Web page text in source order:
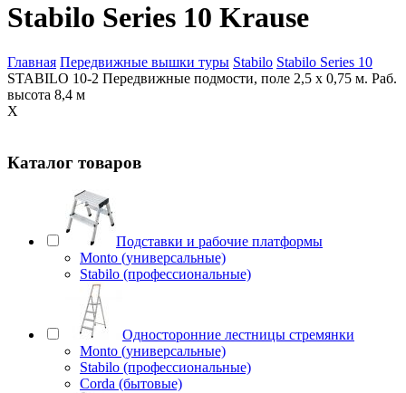
Stabilo Series 10 Krause
Главная Передвижные вышки туры Stabilo Stabilo Series 10
STABILO 10-2 Передвижные подмости, поле 2,5 х 0,75 м. Раб.
высота 8,4 м
X
Каталог товаров
Подставки и рабочие платформы
Monto (универсальные)
Stabilo (профессиональные)
Односторонние лестницы стремянки
Monto (универсальные)
Stabilo (профессиональные)
Corda (бытовые)